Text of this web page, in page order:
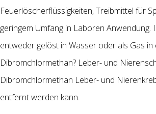
Feuerlöscherflüssigkeiten, Treibmittel für
geringem Umfang in Laboren
entweder gelöst in Wasser oder als Gas
Dibromchlormethan? Leber- und
Dibromchlormethan Leber- und
entfernt werden kann.